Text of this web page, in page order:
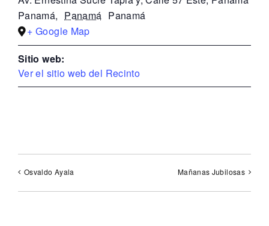
Panamá, Panamá Panamá
+ Google Map
Sitio web:
Ver el sitio web del Recinto
Osvaldo Ayala Mañanas Jubilosas